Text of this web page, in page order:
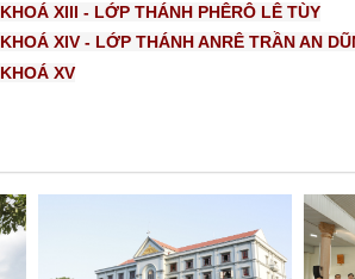
KHOÁ XIII - LỚP THÁNH PHÊRÔ LÊ TÙY
KHOÁ XIV - LỚP THÁNH ANRÊ TRẦN AN
KHOÁ XV